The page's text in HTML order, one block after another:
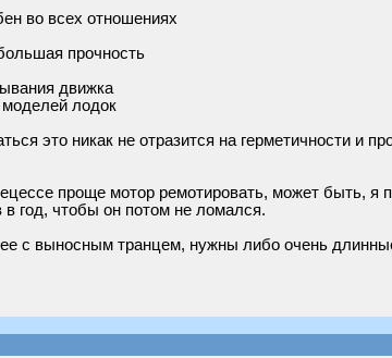
во всех отношениях
прочность
движка
лодок
это никак не отразится на герметичности и
проще мотор ремотировать, может быть,
в год, чтобы он потом не ломался.
с выносным транцем, нужны либо очень